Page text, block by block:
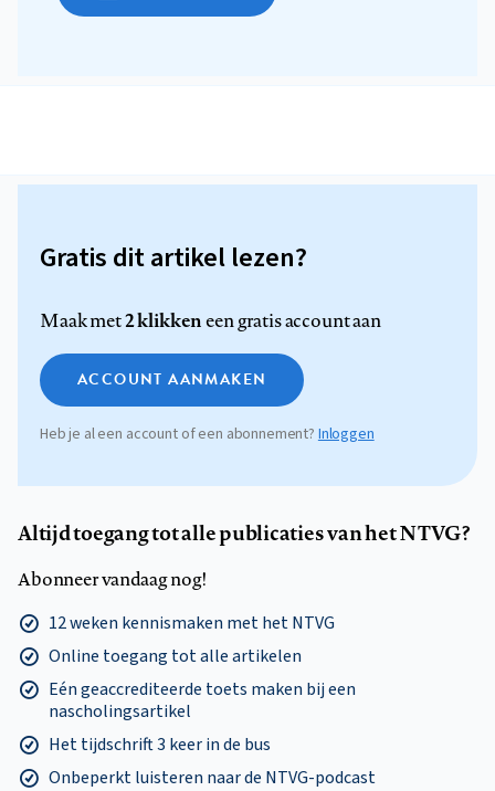
Gratis dit artikel lezen?
Maak met2 klikkeneen gratis account aan
ACCOUNT AANMAKEN
Heb je al een account of een abonnement? Inloggen
Altijd toegang tot alle publicaties van het NTVG?
Abonneer vandaag nog!
12 weken kennismaken met het NTVG
Online toegang tot alle artikelen
Eén geaccrediteerde toets maken bij een
nascholingsartikel
Het tijdschrift 3 keer in de bus
Onbeperkt luisteren naar de NTVG-podcast